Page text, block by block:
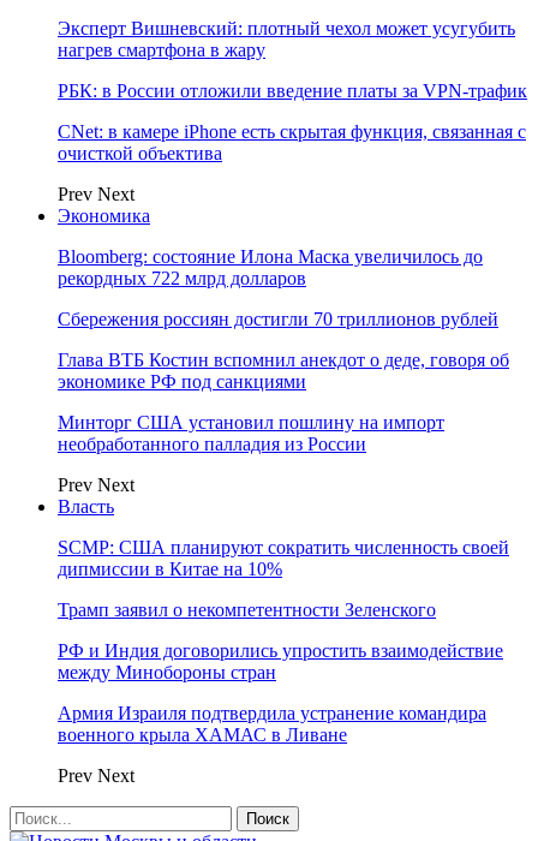
Эксперт Вишневский: плотный чехол может усугубить
нагрев смартфона в жару
РБК: в России отложили введение платы за VPN-трафик
CNet: в камере iPhone есть скрытая функция, связанная с
очисткой объектива
Prev Next
Экономика
Bloomberg: состояние Илона Маска увеличилось до
рекордных 722 млрд долларов
Сбережения россиян достигли 70 триллионов рублей
Глава ВТБ Костин вспомнил анекдот о деде, говоря об
экономике РФ под санкциями
Минторг США установил пошлину на импорт
необработанного палладия из России
Prev Next
Власть
SCMP: США планируют сократить численность своей
дипмиссии в Китае на 10%
Трамп заявил о некомпетентности Зеленского
РФ и Индия договорились упростить взаимодействие
между Минобороны стран
Армия Израиля подтвердила устранение командира
военного крыла ХАМАС в Ливане
Prev Next